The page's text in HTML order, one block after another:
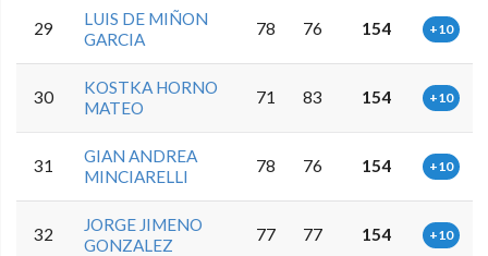
29
LUIS DE MIÑON
GARCIA
78 76 154 +10
30
KOSTKA HORNO
MATEO
71 83 154 +10
31
GIAN ANDREA
MINCIARELLI
78 76 154 +10
32
JORGE JIMENO
GONZALEZ
77 77 154 +10